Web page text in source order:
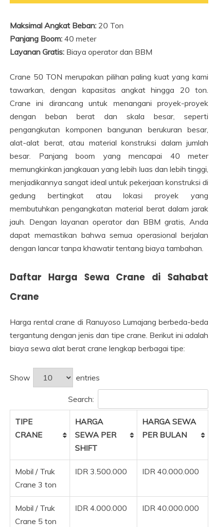
Maksimal Angkat Beban: 20 Ton
Panjang Boom: 40 meter
Layanan Gratis: Biaya operator dan BBM
Crane 50 TON merupakan pilihan paling kuat yang kami
tawarkan, dengan kapasitas angkat hingga 20 ton.
Crane ini dirancang untuk menangani proyek-proyek
dengan beban berat dan skala besar, seperti
pengangkutan komponen bangunan berukuran besar,
alat-alat berat, atau material konstruksi dalam jumlah
besar. Panjang boom yang mencapai 40 meter
memungkinkan jangkauan yang lebih luas dan lebih tinggi,
menjadikannya sangat ideal untuk pekerjaan konstruksi di
gedung bertingkat atau lokasi proyek yang
membutuhkan pengangkatan material berat dalam jarak
jauh. Dengan layanan operator dan BBM gratis, Anda
dapat memastikan bahwa semua operasional berjalan
dengan lancar tanpa khawatir tentang biaya tambahan.
Daftar Harga Sewa Crane di Sahabat
Crane
Harga rental crane di Ranuyoso Lumajang berbeda-beda
tergantung dengan jenis dan tipe crane. Berikut ini adalah
biaya sewa alat berat crane lengkap berbagai tipe:
Show entries
Search:
TIPE
CRANE
HARGA
SEWA PER
SHIFT
HARGA SEWA
PER BULAN
Mobil / Truk
Crane 3 ton
IDR 3.500.000 IDR 40.000.000
Mobil / Truk
Crane 5 ton
IDR 4.000.000 IDR 40.000.000